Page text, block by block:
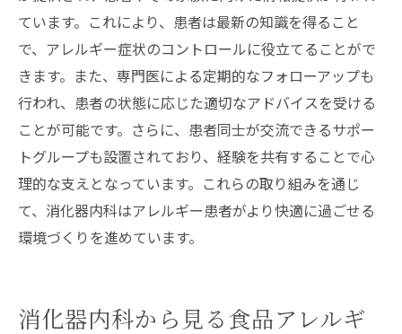
ています。これにより、患者は最新の知識を得ること
で、アレルギー症状のコントロールに役立てることがで
きます。また、専門医による定期的なフォローアップも
行われ、患者の状態に応じた適切なアドバイスを受ける
ことが可能です。さらに、患者同士が交流できるサポー
トグループも設置されており、経験を共有することで心
理的な支えとなっています。これらの取り組みを通じ
て、消化器内科はアレルギー患者がより快適に過ごせる
環境づくりを進めています。
消化器内科から見る食品アレルギ